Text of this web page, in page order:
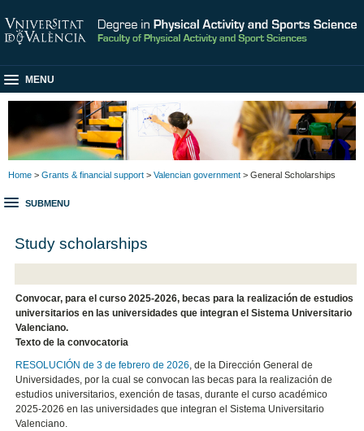
MENU
Home > Grants & financial support > Valencian government > General Scholarships
SUBMENU
Study scholarships
​Convocar, para el curso 2025-2026, becas para la realización de estudios
universitarios en las universidades que integran el Sistema Universitario
Valenciano.
Texto de la convocatoria
RESOLUCIÓN de 3 de febrero de 2026, de la Dirección General de
Universidades, por la cual se convocan las becas para la realización de
estudios universitarios, exención de tasas, durante el curso académico
2025-2026 en las universidades que integran el Sistema Universitario
Valenciano.